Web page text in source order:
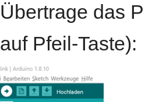
Übertrage das
auf Pfeil-Taste):